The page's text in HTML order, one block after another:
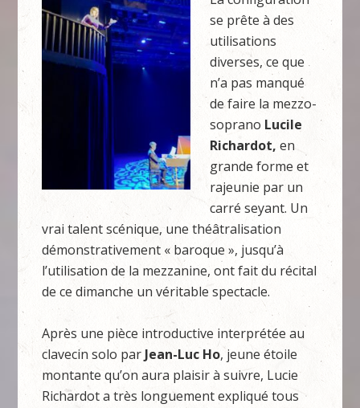
se prête à des
utilisations
diverses, ce que
n’a pas manqué
de faire la mezzo-
soprano Lucile
Richardot, en
grande forme et
rajeunie par un
carré seyant. Un
vrai talent scénique, une théâtralisation
démonstrativement « baroque », jusqu’à
l’utilisation de la mezzanine, ont fait du récital
de ce dimanche un véritable spectacle.
Après une pièce introductive interprétée au
clavecin solo par Jean-Luc Ho, jeune étoile
montante qu’on aura plaisir à suivre, Lucie
Richardot a très longuement expliqué tous